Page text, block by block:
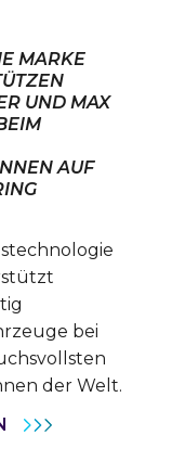
MARKE
UND MAX
AUF
bei
der Welt.
CLARIOS